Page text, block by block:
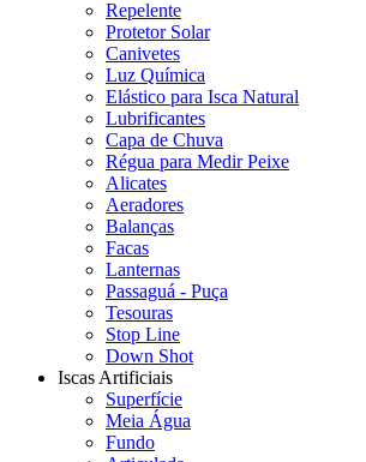
Repelente
Protetor Solar
Canivetes
Luz Química
Elástico para Isca Natural
Lubrificantes
Capa de Chuva
Régua para Medir Peixe
Alicates
Aeradores
Balanças
Facas
Lanternas
Passaguá - Puça
Tesouras
Stop Line
Down Shot
Iscas Artificiais
Superfície
Meia Água
Fundo